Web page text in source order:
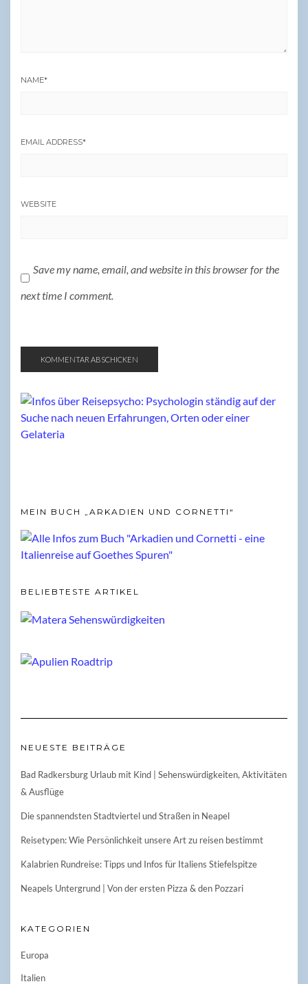
NAME*
EMAIL ADDRESS*
WEBSITE
Save my name, email, and website in this browser for the
next time I comment.
MEIN BUCH „ARKADIEN UND CORNETTI“
BELIEBTESTE ARTIKEL
NEUESTE BEITRÄGE
Bad Radkersburg Urlaub mit Kind | Sehenswürdigkeiten, Aktivitäten
& Ausflüge
Die spannendsten Stadtviertel und Straßen in Neapel
Reisetypen: Wie Persönlichkeit unsere Art zu reisen bestimmt
Kalabrien Rundreise: Tipps und Infos für Italiens Stiefelspitze
Neapels Untergrund | Von der ersten Pizza & den Pozzari
KATEGORIEN
Europa
Italien